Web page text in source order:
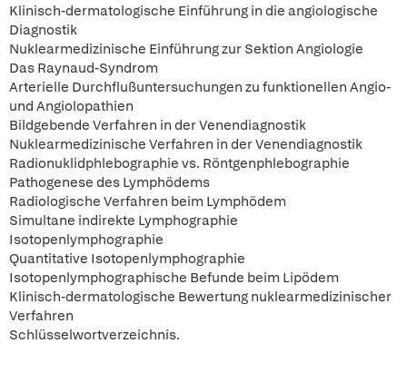
Klinisch-dermatologische Einführung in die angiologische
Diagnostik
Nuklearmedizinische Einführung zur Sektion Angiologie
Das Raynaud-Syndrom
Arterielle Durchflußuntersuchungen zu funktionellen Angio-
und Angiolopathien
Bildgebende Verfahren in der Venendiagnostik
Nuklearmedizinische Verfahren in der Venendiagnostik
Radionuklidphlebographie vs. Röntgenphlebographie
Pathogenese des Lymphödems
Radiologische Verfahren beim Lymphödem
Simultane indirekte Lymphographie
Isotopenlymphographie
Quantitative Isotopenlymphographie
Isotopenlymphographische Befunde beim Lipödem
Klinisch-dermatologische Bewertung nuklearmedizinischer
Verfahren
Schlüsselwortverzeichnis.